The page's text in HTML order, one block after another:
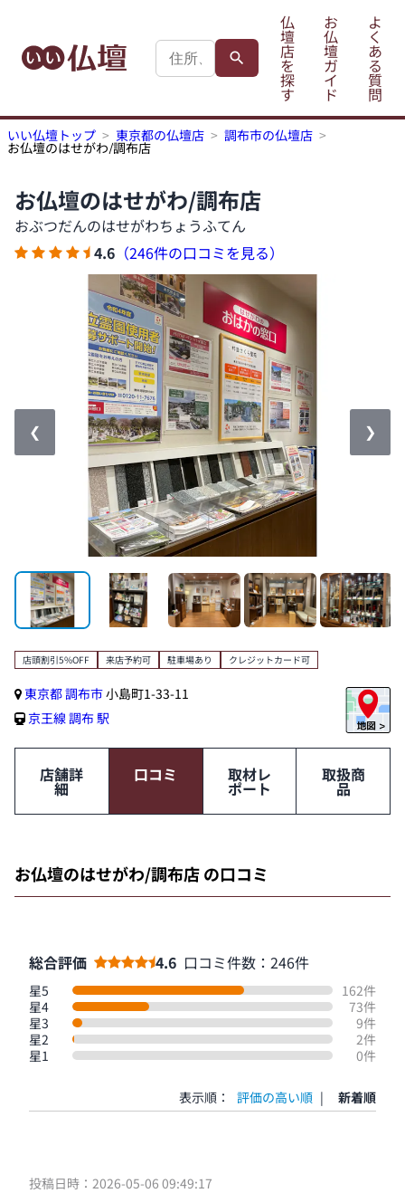
仏
壇
店
を
探
す
お
仏
壇
ガ
イ
ド
よ
く
あ
る
質
問
いい仏壇トップ 東京都の仏壇店 調布市の仏壇店
お仏壇のはせがわ/調布店
お仏壇のはせがわ/調布店
おぶつだんのはせがわちょうふてん
4.6 （246件の口コミを見る）
❮ ❯
店頭割引5%OFF 来店予約可 駐車場あり クレジットカード可
東京都調布市小島町1-33-11
京王線調布 駅
店舗詳
細
口コミ 取材レ
ポート
取扱商
品
お仏壇のはせがわ/調布店 の口コミ
総合評価 4.6 口コミ件数：246件
星5
162件
星4
73件
星3
9件
星2
2件
星1
0件
表示順： 評価の高い順 | 新着順
投稿日時：2026-05-06 09:49:17